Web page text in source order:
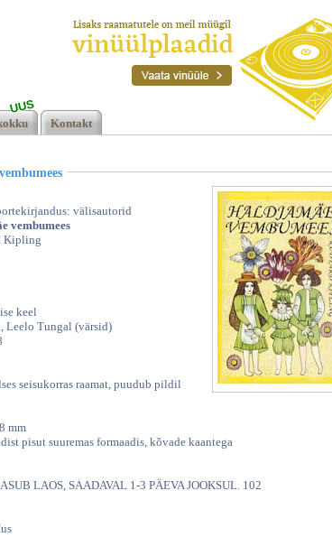
UUS
Kontakt
välisautorid
vembumees
Kipling
keel
Leelo Tungal (värsid)
seisukorras raamat, puudub pildil
mm
pisut suuremas formaadis, kõvade kaantega
LAOS, SAADAVAL 1-3 PÄEVA JOOKSUL. 102